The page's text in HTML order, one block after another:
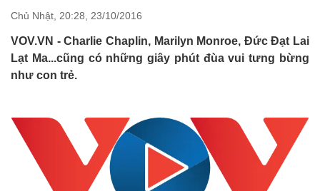
Nhận diện sự thật
Việc làm
Biển đảo
Chủ Nhật, 20:28, 23/10/2016
VOV.VN - Charlie Chaplin, Marilyn Monroe, Đức Đạt Lai
Lạt Ma...cũng có những giây phút đùa vui tưng bừng
như con trẻ.